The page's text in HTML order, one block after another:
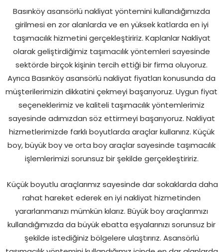
Basınköy asansörlü nakliyat yöntemini kullandığımızda
girilmesi en zor alanlarda ve en yüksek katlarda en iyi
taşımacılık hizmetini gerçekleştiririz. Kaplanlar Nakliyat
olarak geliştirdiğimiz taşımacılık yöntemleri sayesinde
sektörde birçok kişinin tercih ettiği bir firma oluyoruz.
Ayrıca Basınköy asansörlü nakliyat fiyatları konusunda da
müşterilerimizin dikkatini çekmeyi başarıyoruz. Uygun fiyat
seçeneklerimiz ve kaliteli taşımacılık yöntemlerimiz
sayesinde adımızdan söz ettirmeyi başarıyoruz. Nakliyat
hizmetlerimizde farklı boyutlarda araçlar kullanırız. Küçük
boy, büyük boy ve orta boy araçlar sayesinde taşımacılık
işlemlerimizi sorunsuz bir şekilde gerçekleştiririz.
Küçük boyutlu araçlarımız sayesinde dar sokaklarda daha
rahat hareket ederek en iyi nakliyat hizmetinden
yararlanmanızı mümkün kılarız. Büyük boy araçlarımızı
kullandığımızda da büyük ebatta eşyalarınızı sorunsuz bir
şekilde istediğiniz bölgelere ulaştırırız. Asansörlü